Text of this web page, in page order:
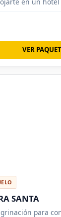
VER
SANTA
para